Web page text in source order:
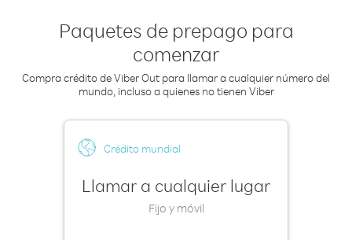
Paquetes de prepago para
comenzar
Compra crédito de Viber Out para llamar a cualquier número del
mundo, incluso a quienes no tienen Viber
Crédito mundial
Llamar a cualquier lugar
Fijo y móvil